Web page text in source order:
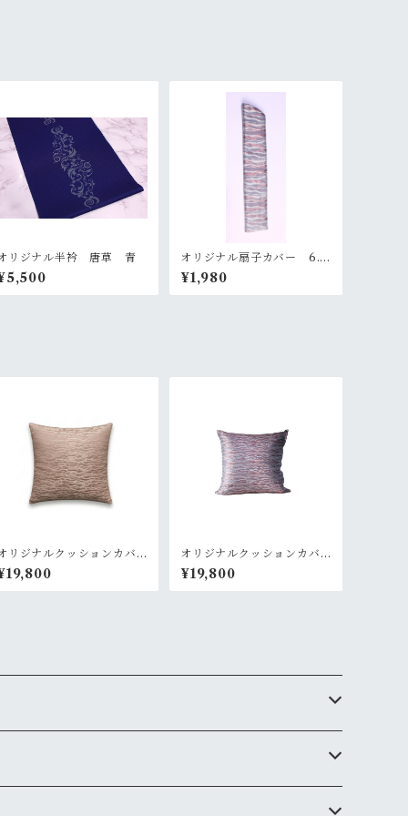
リジナル半衿 唐草 青
オリジナル扇子カバー 6.5
寸 ピンクグレー×オレンジ
¥1,980
リジナルクッションカバ
ピンク
オリジナルクッションカバ
ー ピンクグレー
¥19,800